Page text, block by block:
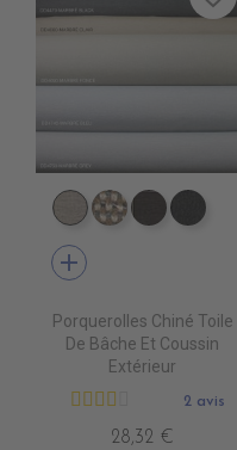
DD4080 MARBRE
DD4090DD4220
add
Porquerolles Chiné Toile
De Bâche Et Coussin
Extérieur
2 avis
28,32 €